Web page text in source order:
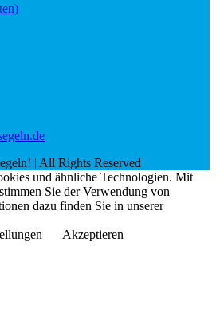
| All Rights Reserved
und ähnliche Technologien. Mit
Sie der Verwendung von
dazu finden Sie in unserer
Akzeptieren